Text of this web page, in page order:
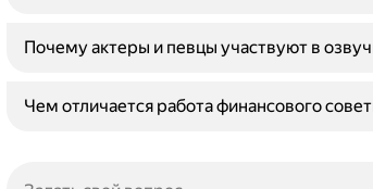
Почему актеры и певцы участвуют в
Чем отличается работа финансового